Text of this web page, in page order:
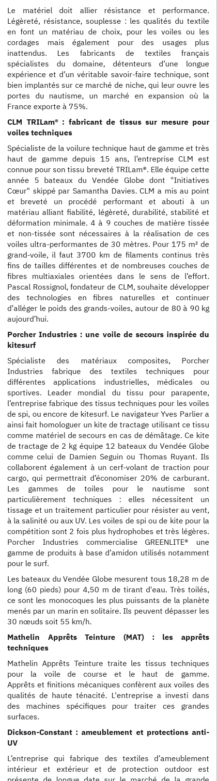
Le matériel doit allier résistance et performance.
Légèreté, résistance, souplesse : les qualités du textile
en font un matériau de choix, pour les voiles ou les
cordages mais également pour des usages plus
inattendus. Les fabricants de textiles français
spécialistes du domaine, détenteurs d’une longue
expérience et d’un véritable savoir-faire technique, sont
bien implantés sur ce marché de niche, qui leur ouvre les
portes du nautisme, un marché en expansion où la
France exporte à 75%.
CLM TRILam® : fabricant de tissus sur mesure pour
voiles techniques
Spécialiste de la voilure technique haut de gamme et très
haut de gamme depuis 15 ans, l’entreprise CLM est
connue pour son tissu breveté TRILam®. Elle équipe cette
année 5 bateaux du Vendée Globe dont "Initiatives
Cœur" skippé par Samantha Davies. CLM a mis au point
et breveté un procédé performant et abouti à un
matériau alliant fiabilité, légèreté, durabilité, stabilité et
déformation minimale. 4 à 9 couches de matière tissée
et non-tissée sont nécessaires à la réalisation de ces
voiles ultra-performantes de 30 mètres. Pour 175 m² de
grand-voile, il faut 3700 km de filaments continus très
fins de tailles différentes et de nombreuses couches de
fibres multiaxiales orientées dans le sens de l’effort.
Pascal Rossignol, fondateur de CLM, souhaite développer
des technologies en fibres naturelles et continuer
d’alléger le poids des grands-voiles, autour de 80 à 90 kg
aujourd’hui.
Porcher Industries : une voile de secours inspirée du
kitesurf
Spécialiste des matériaux composites, Porcher
Industries fabrique des textiles techniques pour
différentes applications industrielles, médicales ou
sportives. Leader mondial du tissu pour parapente,
l’entreprise fabrique des tissus techniques pour les voiles
de spi, ou encore de kitesurf. Le navigateur Yves Parlier a
ainsi fait homologuer un kite de tractage utilisant ce tissu
comme matériel de secours en cas de démâtage. Ce kite
de tractage de 2 kg équipe 12 bateaux du Vendée Globe
comme celui de Damien Seguin ou Thomas Ruyant. Ils
collaborent également à un cerf-volant de traction pour
cargo, qui permettrait d’économiser 20% de carburant.
Les gammes de toiles pour le nautisme sont
particulièrement techniques : elles nécessitent un
tissage et un traitement particulier pour résister au vent,
à la salinité ou aux UV. Les voiles de spi ou de kite pour la
compétition sont 2 fois plus hydrophobes et très légères.
Porcher Industries commercialise GREENLITE® une
gamme de produits à base d’amidon utilisés notamment
pour le surf.
Les bateaux du Vendée Globe mesurent tous 18,28 m de
long (60 pieds) pour 4,50 m de tirant d'eau. Très toilés,
ce sont les monocoques les plus puissants de la planète
menés par un marin en solitaire. Ils peuvent dépasser les
30 nœuds soit 55 km/h.
Mathelin Apprêts Teinture (MAT) : les apprêts
techniques
Mathelin Apprêts Teinture traite les tissus techniques
pour la voile de course et le haut de gamme.
Apprêts et finitions mécaniques confèrent aux voiles des
qualités de haute ténacité. L'entreprise a investi dans
des machines spécifiques pour traiter ces grandes
surfaces.
Dickson-Constant : ameublement et protections anti-
UV
L’entreprise qui fabrique des textiles d’ameublement
intérieur et extérieur et de protection outdoor est